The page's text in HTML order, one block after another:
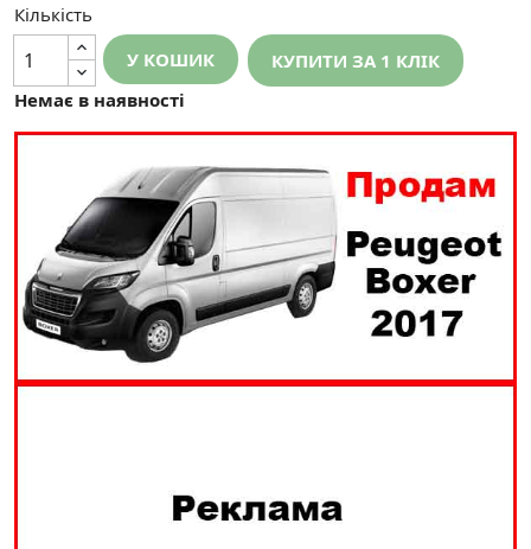
Кількість
У КОШИК
КУПИТИ ЗА 1 КЛIК
Немає в наявності